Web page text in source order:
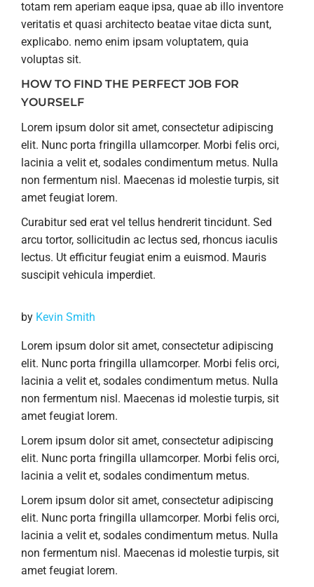
totam rem aperiam eaque ipsa, quae ab illo inventore
veritatis et quasi architecto beatae vitae dicta sunt,
explicabo. nemo enim ipsam voluptatem, quia
voluptas sit.
HOW TO FIND THE PERFECT JOB FOR
YOURSELF
Lorem ipsum dolor sit amet, consectetur adipiscing
elit. Nunc porta fringilla ullamcorper. Morbi felis orci,
lacinia a velit et, sodales condimentum metus. Nulla
non fermentum nisl. Maecenas id molestie turpis, sit
amet feugiat lorem.
Curabitur sed erat vel tellus hendrerit tincidunt. Sed
arcu tortor, sollicitudin ac lectus sed, rhoncus iaculis
lectus. Ut efficitur feugiat enim a euismod. Mauris
suscipit vehicula imperdiet.
by Kevin Smith
Lorem ipsum dolor sit amet, consectetur adipiscing
elit. Nunc porta fringilla ullamcorper. Morbi felis orci,
lacinia a velit et, sodales condimentum metus. Nulla
non fermentum nisl. Maecenas id molestie turpis, sit
amet feugiat lorem.
Lorem ipsum dolor sit amet, consectetur adipiscing
elit. Nunc porta fringilla ullamcorper. Morbi felis orci,
lacinia a velit et, sodales condimentum metus.
Lorem ipsum dolor sit amet, consectetur adipiscing
elit. Nunc porta fringilla ullamcorper. Morbi felis orci,
lacinia a velit et, sodales condimentum metus. Nulla
non fermentum nisl. Maecenas id molestie turpis, sit
amet feugiat lorem.